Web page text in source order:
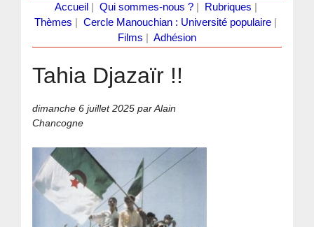
Accueil Qui sommes-nous ?| Rubriques
Thèmes
Cercle Manouchian : Université populaire
Films
Adhésion
Tahia Djazaïr !!
dimanche 6 juillet 2025 par Alain
Chancogne